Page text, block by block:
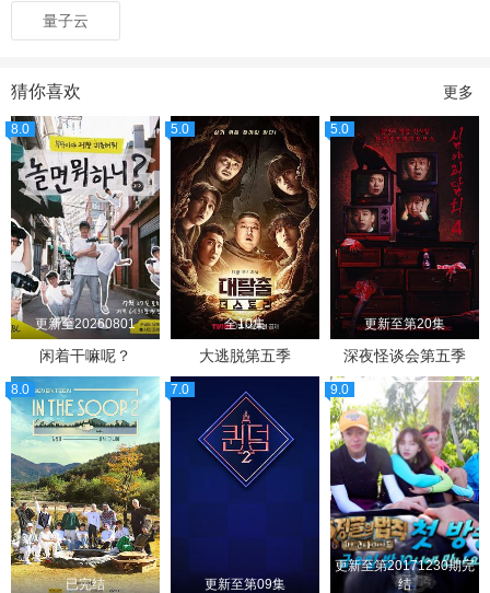
量子云
猜你喜欢 更多
8.0
更新至20260801
闲着干嘛呢？
5.0
全10集
大逃脱第五季
5.0
更新至第20集
深夜怪谈会第五季
8.0
已完结
7.0
更新至第09集
9.0
更新至第20171230期完
结